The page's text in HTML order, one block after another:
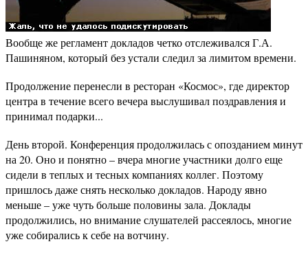
Вообще же регламент докладов четко отслеживался Г.А.
Пашиняном, который без устали следил за лимитом времени.
Продолжение перенесли в ресторан «Космос», где директор
центра в течение всего вечера выслушивал поздравления и
принимал подарки...
День второй. Конференция продолжилась с опозданием минут
на 20. Оно и понятно – вчера многие участники долго еще
сидели в теплых и тесных компаниях коллег. Поэтому
пришлось даже снять несколько докладов. Народу явно
меньше – уже чуть больше половины зала. Доклады
продолжились, но внимание слушателей рассеялось, многие
уже собирались к себе на вотчину.